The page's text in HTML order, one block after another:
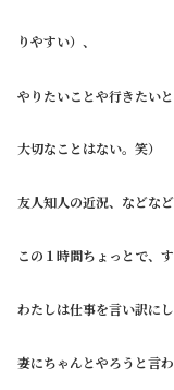
りやすい）、
やりたいことや行きたい
大切なことはない。笑）
友人知人の近況、などなど
この１時間ちょっとで、
わたしは仕事を言い訳に
妻にちゃんとやろうと言